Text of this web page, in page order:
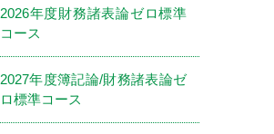
2026年度財務諸表論ゼロ標準
コース
2027年度簿記論/財務諸表論ゼ
ロ標準コース